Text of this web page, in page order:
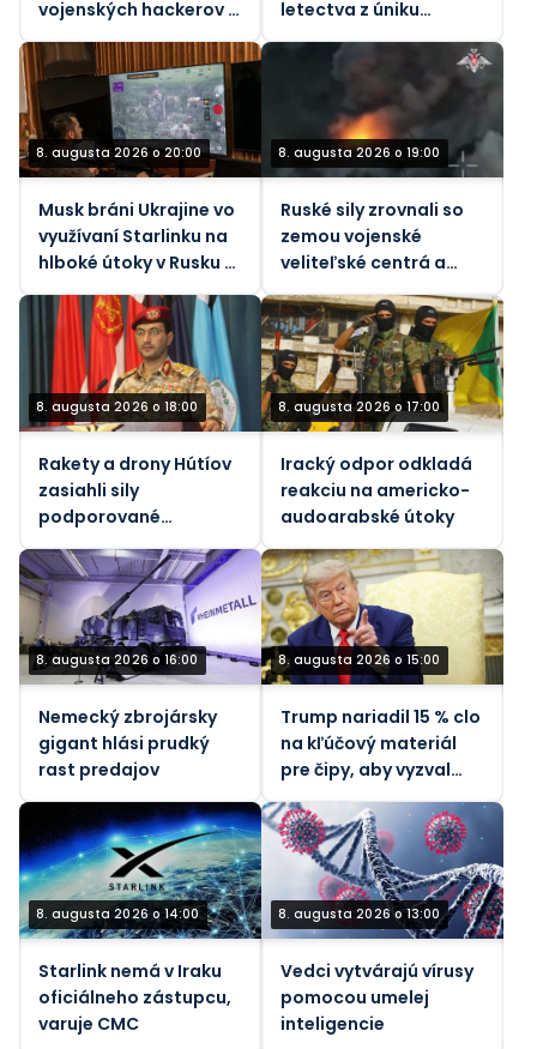
vojenských hackerov –
letectva z úniku
8. augusta 2026 o 20:00
Musk bráni Ukrajine vo
využívaní Starlinku na
hlboké útoky v Rusku –
Atlantic
8. augusta 2026 o 19:00
Ruské sily zrovnali so
zemou vojenské
veliteľské centrá a
infraštruktúru Kyjeva
8. augusta 2026 o 18:00
Rakety a drony Hútíov
zasiahli sily
podporované
Jemene
8. augusta 2026 o 17:00
Iracký odpor odkladá
reakciu na americko-
audoarabské útoky
8. augusta 2026 o 16:00
Nemecký zbrojársky
gigant hlási prudký
rast predajov
8. augusta 2026 o 15:00
Trump nariadil 15 % clo
na kľúčový materiál
pre čipy, aby vyzval
Čínu
8. augusta 2026 o 14:00
Starlink nemá v Iraku
oficiálneho zástupcu,
varuje CMC
8. augusta 2026 o 13:00
Vedci vytvárajú vírusy
pomocou umelej
inteligencie